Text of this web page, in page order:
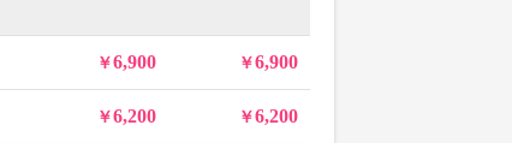
6,900 6,900
6,200 6,200